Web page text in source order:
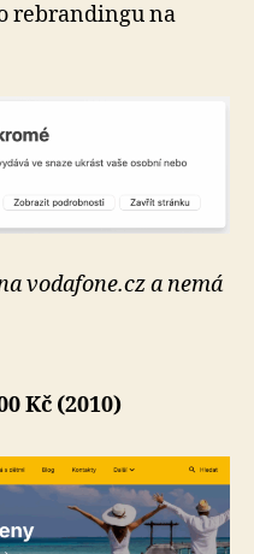
rebrandingu na
vodafone.cz a nemá
Kč (2010)